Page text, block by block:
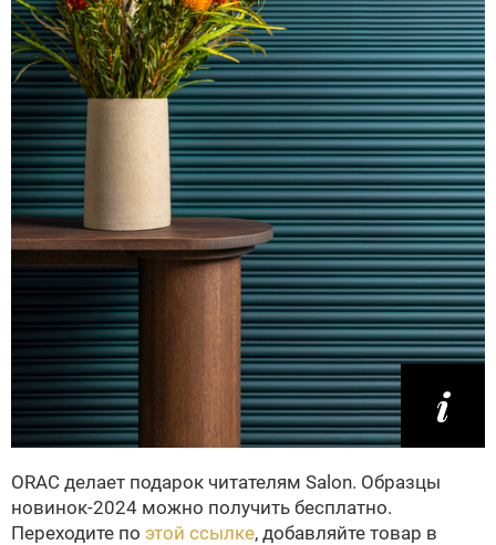
ORAC делает подарок читателям Salon. Образцы
новинок-2024 можно получить бесплатно.
Переходите по этой ссылке, добавляйте товар в